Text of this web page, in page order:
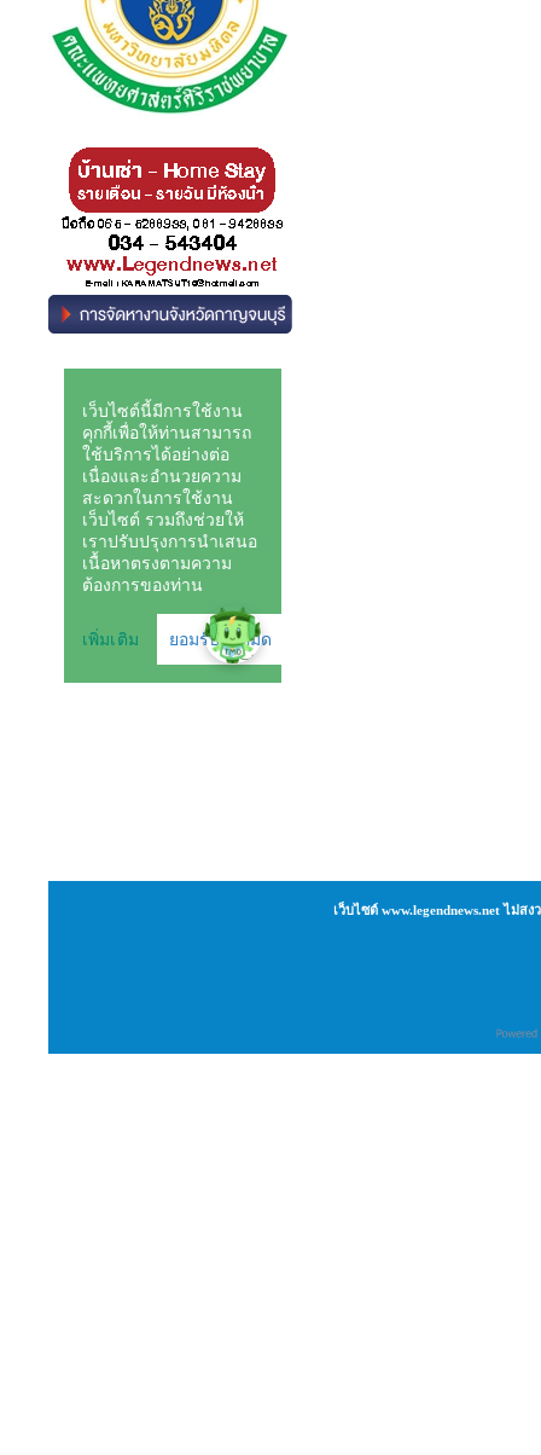
เว็บไซต์ www.legendnews.net ไม่